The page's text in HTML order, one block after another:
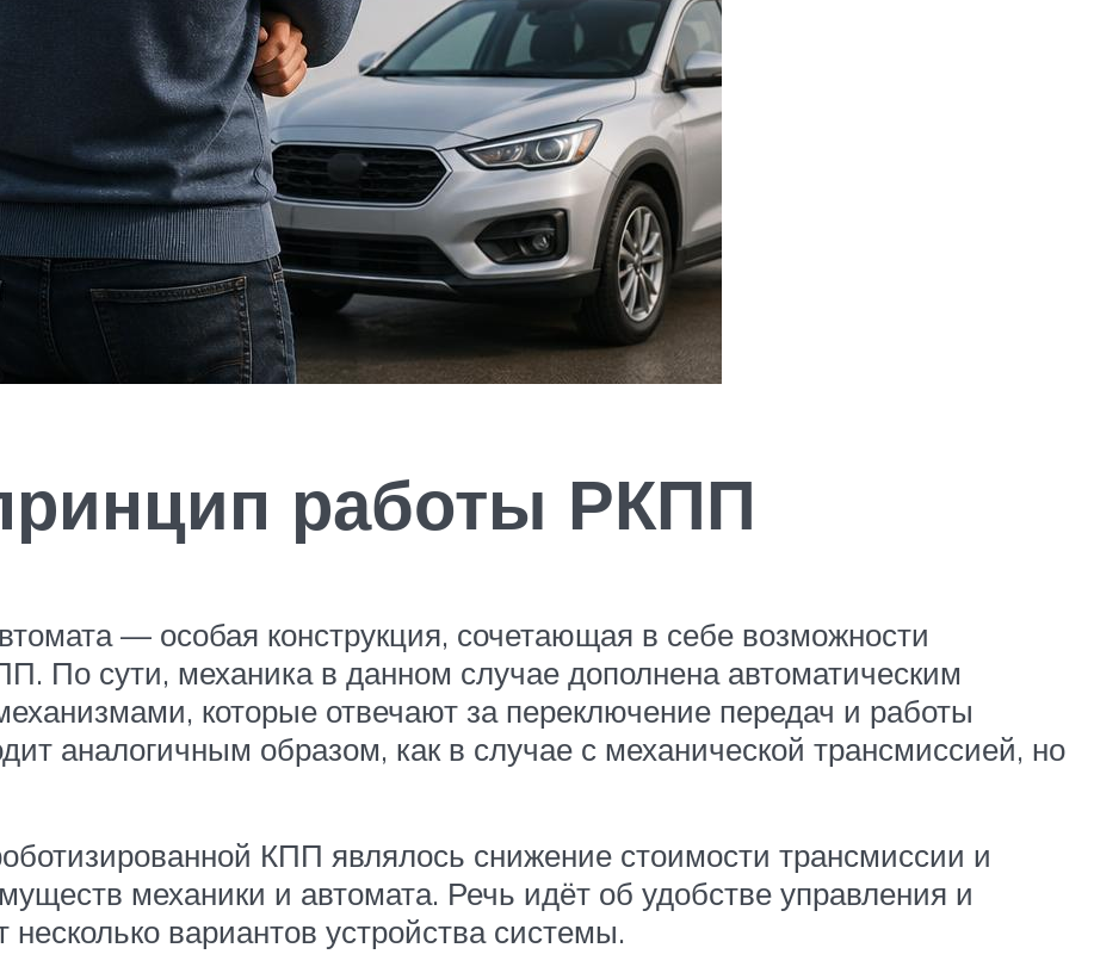
работы РКПП
— особая конструкция, сочетающая в себе возможности
По сути, механика в данном случае дополнена автоматическим
которые отвечают за переключение передач и работы
аналогичным образом, как в случае с механической трансмиссией, но
КПП являлось снижение стоимости трансмиссии и
механики и автомата. Речь идёт об удобстве управления и
вариантов устройства системы.